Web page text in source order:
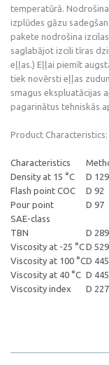
temperatūrā.
izplūdes gāzu
pakete nodrošina
saglabājot izcili tīras
eļļas.) Eļļai piemīt
tiek novērsti eļļas
smagus ekspluatācijas
pagarinātus tehniskās
Product Characteristics:
Characteristics
Density at 15 °C
D
Flash point COC
D 92
Pour point
D 97
SAE-class
TBN
D
Viscosity at -25 °CD
Viscosity at 100 °CD 445
Viscosity at 40 °C D 445
Viscosity index
D